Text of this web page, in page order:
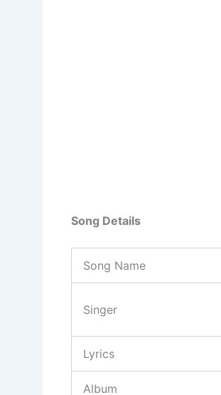
Song Details
Song Name
Singer
Lyrics
Album